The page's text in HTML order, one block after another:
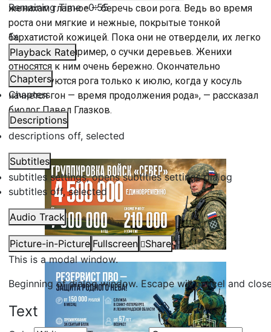
Remaining Time-0:55
1x
Playback Rate
Chapters
Chapters
Descriptions
descriptions off, selected
Subtitles
subtitles settings, opens subtitles settings dialog
subtitles off, selected
Audio Track
Picture-in-Picture Fullscreen
Share
This is a modal window.
Beginning of dialog window. Escape will cancel and
Text
женихам главное — беречь свои рога. Ведь во время
роста они мягкие и нежные, покрытые тонкой
бархатистой кожицей. Пока они не отвердели, их легко
повредить, например, о сучки деревьев. Женихи
относятся к ним очень бережно. Окончательно
сформируются рога только к июлю, когда у косуль
начнется гон — время продолжения рода», — рассказал
биолог Павел Глазков.